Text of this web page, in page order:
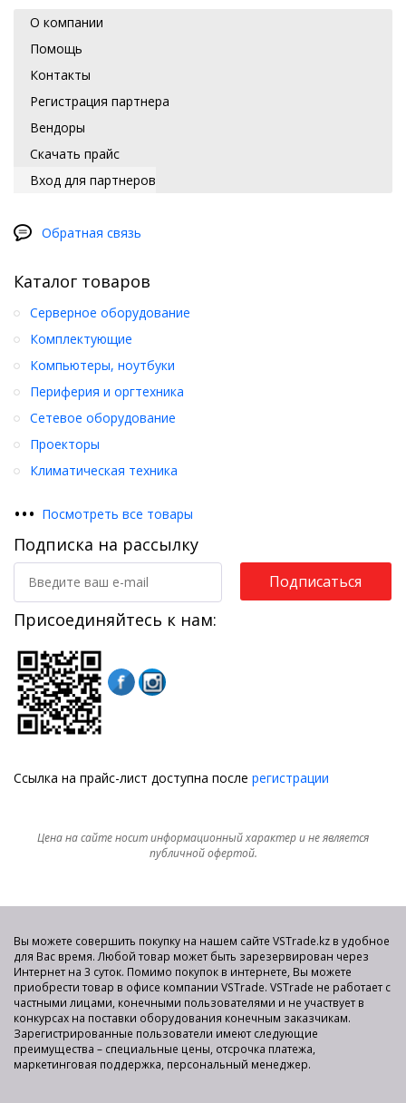
О компании
Помощь
Контакты
Регистрация партнера
Вендоры
Скачать прайс
Вход для партнеров
Обратная связь
Каталог товаров
Серверное оборудование
Комплектующие
Компьютеры, ноутбуки
Периферия и оргтехника
Сетевое оборудование
Проекторы
Климатическая техника
••• Посмотреть все товары
Подписка на рассылку
Подписаться
Присоединяйтесь к нам:
Ссылка на прайс-лист доступна после регистрации
Цена на сайте носит информационный характер и не является
публичной офертой.
Вы можете совершить покупку на нашем сайте VSTrade.kz в удобное
для Вас время. Любой товар может быть зарезервирован через
Интернет на 3 суток. Помимо покупок в интернете, Вы можете
приобрести товар в офисе компании VSTrade. VSTrade не работает с
частными лицами, конечными пользователями и не участвует в
конкурсах на поставки оборудования конечным заказчикам.
Зарегистрированные пользователи имеют следующие
преимущества – специальные цены, отсрочка платежа,
маркетинговая поддержка, персональный менеджер.